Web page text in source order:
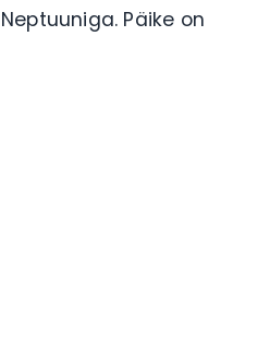
Päike on